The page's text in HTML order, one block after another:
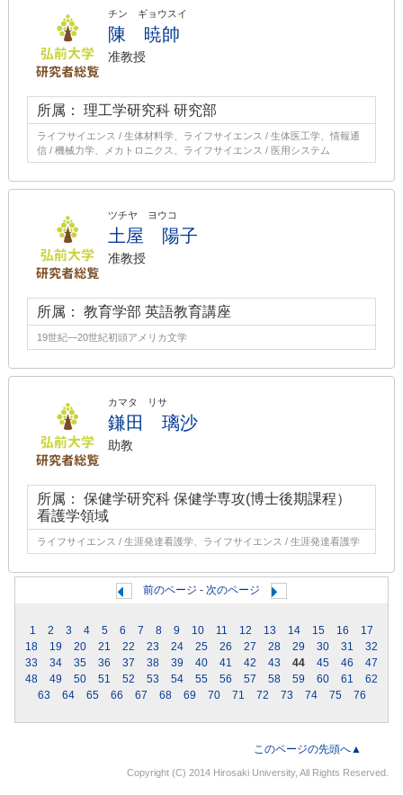
チン ギョウスイ
陳 暁帥
准教授
所属： 理工学研究科 研究部
ライフサイエンス / 生体材料学、ライフサイエンス / 生体医工学、情報通
信 / 機械力学、メカトロニクス、ライフサイエンス / 医用システム
ツチヤ ヨウコ
土屋 陽子
准教授
所属： 教育学部 英語教育講座
19世紀―20世紀初頭アメリカ文学
カマタ リサ
鎌田 璃沙
助教
所属： 保健学研究科 保健学専攻(博士後期課程）
看護学領域
ライフサイエンス / 生涯発達看護学、ライフサイエンス / 生涯発達看護学
前のページ - 次のページ
1 2 3 4 5 6 7 8 9 10 11 12 13 14 15 16
17
18
19 20 21 22 23 24 25 26 27 28 29 30 31
32
33
34 35 36 37 38 39 40 41 42 43 44 45 46
47
48
49 50 51 52 53 54 55 56 57 58 59 60 61
62
63
64 65 66 67 68 69 70 71 72 73 74 75 76
このページの先頭へ▲
Copyright (C) 2014 Hirosaki University, All Rights Reserved.